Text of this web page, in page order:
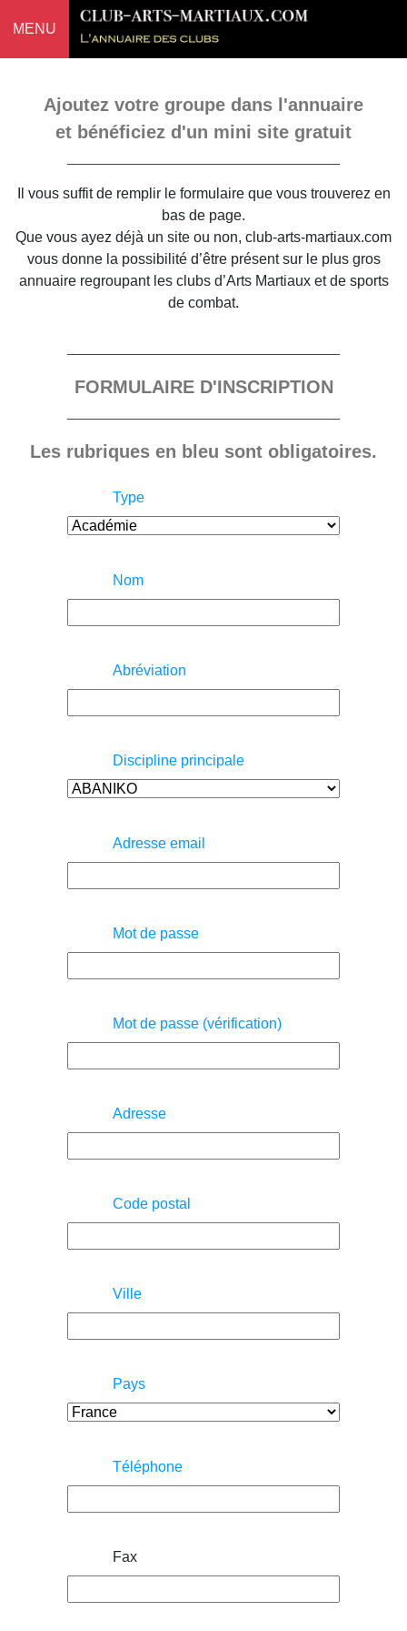
MENU
Ajoutez votre groupe dans l'annuaire
et bénéficiez d'un mini site gratuit
Il vous suffit de remplir le formulaire que vous trouverez en
bas de page.
Que vous ayez déjà un site ou non, club-arts-martiaux.com
vous donne la possibilité d’être présent sur le plus gros
annuaire regroupant les clubs d’Arts Martiaux et de sports
de combat.
FORMULAIRE D'INSCRIPTION
Les rubriques en bleu sont obligatoires.
Type
Nom
Abréviation
Discipline principale
Adresse email
Mot de passe
Mot de passe (vérification)
Adresse
Code postal
Ville
Pays
Téléphone
Fax